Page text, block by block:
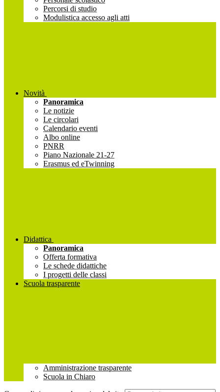
Percorsi di studio
Modulistica accesso agli atti
Novità
Panoramica
Le notizie
Le circolari
Calendario eventi
Albo online
PNRR
Piano Nazionale 21-27
Erasmus ed eTwinning
Didattica
Panoramica
Offerta formativa
Le schede didattiche
I progetti delle classi
Scuola trasparente
Amministrazione trasparente
Scuola in Chiaro